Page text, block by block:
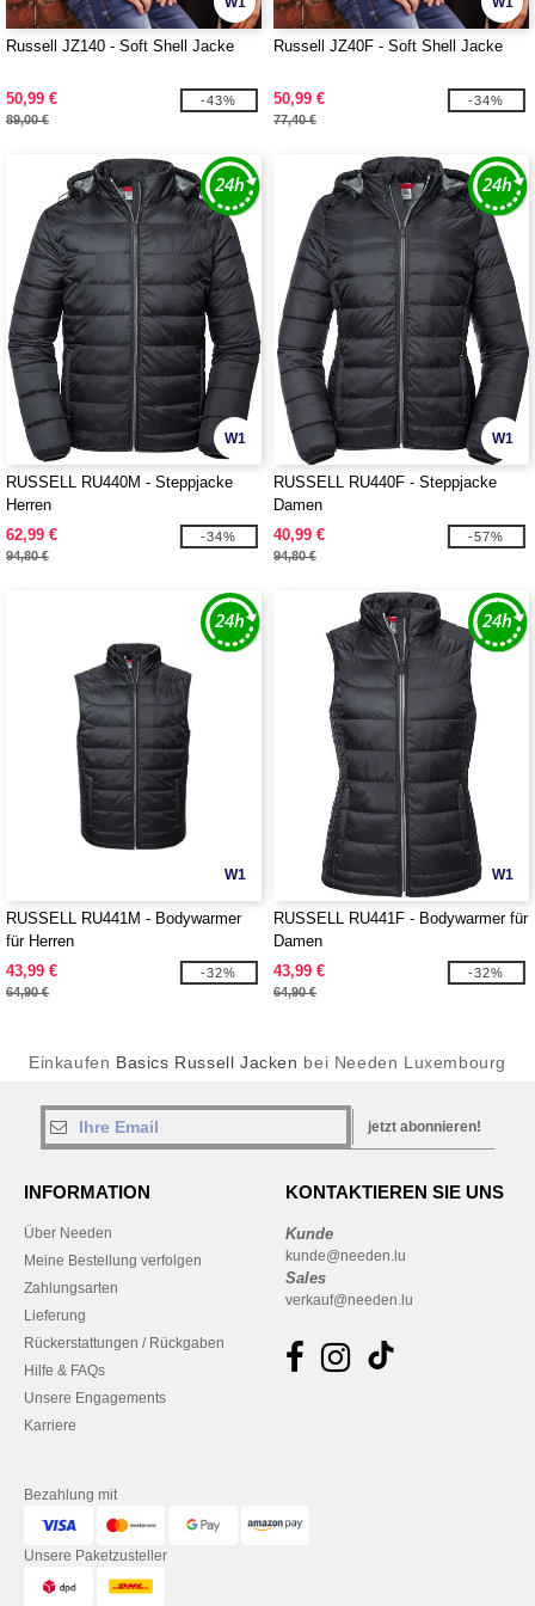
Russell JZ140 - Soft Shell Jacke
50,99 €
89,00 €
-43%
Russell JZ40F - Soft Shell Jacke
50,99 €
77,40 €
-34%
W1
RUSSELL RU440M - Steppjacke
Herren
62,99 €
94,80 €
-34%
W1
RUSSELL RU440F - Steppjacke
Damen
40,99 €
94,80 €
-57%
W1
RUSSELL RU441M - Bodywarmer
für Herren
43,99 €
64,90 €
-32%
W1
RUSSELL RU441F - Bodywarmer für
Damen
43,99 €
64,90 €
-32%
Einkaufen Basics Russell Jacken bei Needen Luxembourg
jetzt abonnieren!
INFORMATION
Über Needen
Meine Bestellung verfolgen
Zahlungsarten
Lieferung
Rückerstattungen / Rückgaben
Hilfe & FAQs
Unsere Engagements
Karriere
KONTAKTIEREN SIE UNS
Kunde
kunde@needen.lu
Sales
verkauf@needen.lu
Bezahlung mit
Unsere Paketzusteller